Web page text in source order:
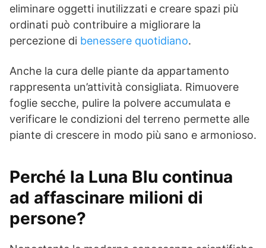
eliminare oggetti inutilizzati e creare spazi più
ordinati può contribuire a migliorare la
percezione di benessere quotidiano.
Anche la cura delle piante da appartamento
rappresenta un’attività consigliata. Rimuovere
foglie secche, pulire la polvere accumulata e
verificare le condizioni del terreno permette alle
piante di crescere in modo più sano e armonioso.
Perché la Luna Blu continua
ad affascinare milioni di
persone?